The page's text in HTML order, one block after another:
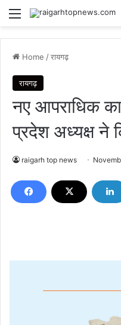
Menu
Home /रायगढ़
रायगढ़
नए आपराधिक
प्रदेश अध्यक्ष ने
raigarh top news